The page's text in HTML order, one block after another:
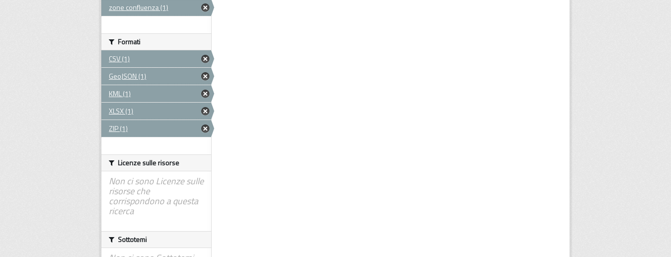
zone confluenza (1)
Formati
CSV (1)
GeoJSON (1)
KML (1)
XLSX (1)
ZIP (1)
Licenze sulle risorse
Non ci sono Licenze sulle
risorse che
corrispondono a questa
ricerca
Sottotemi